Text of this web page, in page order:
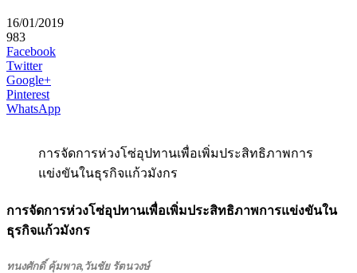
16/01/2019
983
Facebook
Twitter
Google+
Pinterest
WhatsApp
การจัดการห่วงโซ่อุปทานเพื่อเพิ่มประสิทธิภาพการ
แข่งขันในธุรกิจแก้วมังกร
การจัดการห่วงโซ่อุปทานเพื่อเพิ่มประสิทธิภาพการแข่งขันใน
ธุรกิจแก้วมังกร
ทนงศักดิ์ คุ้มพาล,วันชัย รัตนวงษ์